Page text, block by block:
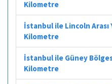
Kilometre
İstanbul ile Lincoln Arası
Kilometre
İstanbul ile Güney
Kilometre